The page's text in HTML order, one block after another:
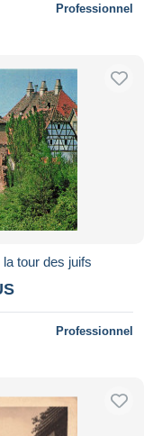
Professionnel
tour des juifs
Professionnel